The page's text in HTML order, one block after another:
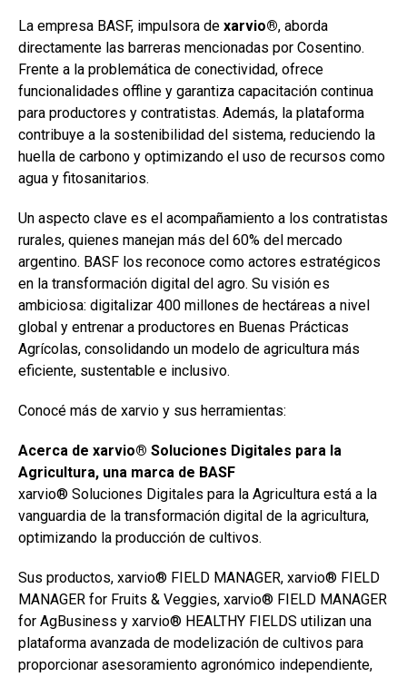
La empresa BASF, impulsora de xarvio®, aborda
directamente las barreras mencionadas por Cosentino.
Frente a la problemática de conectividad, ofrece
funcionalidades offline y garantiza capacitación continua
para productores y contratistas. Además, la plataforma
contribuye a la sostenibilidad del sistema, reduciendo la
huella de carbono y optimizando el uso de recursos como
agua y fitosanitarios.
Un aspecto clave es el acompañamiento a los contratistas
rurales, quienes manejan más del 60% del mercado
argentino. BASF los reconoce como actores estratégicos
en la transformación digital del agro. Su visión es
ambiciosa: digitalizar 400 millones de hectáreas a nivel
global y entrenar a productores en Buenas Prácticas
Agrícolas, consolidando un modelo de agricultura más
eficiente, sustentable e inclusivo.
Conocé más de xarvio y sus herramientas:
Acerca de xarvio® Soluciones Digitales para la
Agricultura, una marca de BASF
xarvio® Soluciones Digitales para la Agricultura está a la
vanguardia de la transformación digital de la agricultura,
optimizando la producción de cultivos.
Sus productos, xarvio® FIELD MANAGER, xarvio® FIELD
MANAGER for Fruits & Veggies, xarvio® FIELD MANAGER
for AgBusiness y xarvio® HEALTHY FIELDS utilizan una
plataforma avanzada de modelización de cultivos para
proporcionar asesoramiento agronómico independiente,